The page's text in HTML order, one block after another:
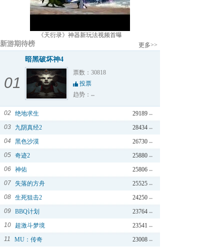
《天衍录》神器新玩法视频首曝
新游期待榜 更多>>
01
暗黑破坏神4
票数：30818
投票
趋势：
02 29189
绝地求生
03
28434
九阴真经2
04
26730
黑色沙漠
05
25880
奇迹2
06
25806
神佑
07
25525
失落的方舟
08
24250
生死狙击2
09
23764
BBQ计划
10
23541
超激斗梦境
11
23008
MU：传奇